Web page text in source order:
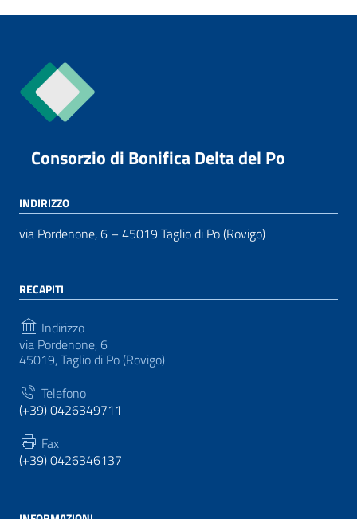
Consorzio di Bonifica Delta del Po
INDIRIZZO
via Pordenone, 6 – 45019 Taglio di Po (Rovigo)
RECAPITI
Indirizzo
via Pordenone, 6
45019, Taglio di Po (Rovigo)
Telefono
(+39) 0426349711
Fax
(+39) 0426346137